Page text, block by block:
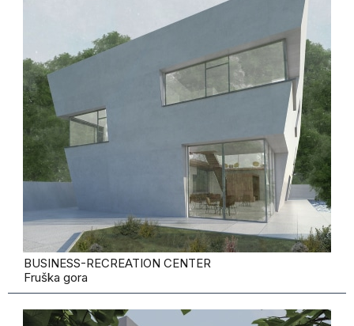
BUSINESS-RECREATION CENTER
Fruška gora